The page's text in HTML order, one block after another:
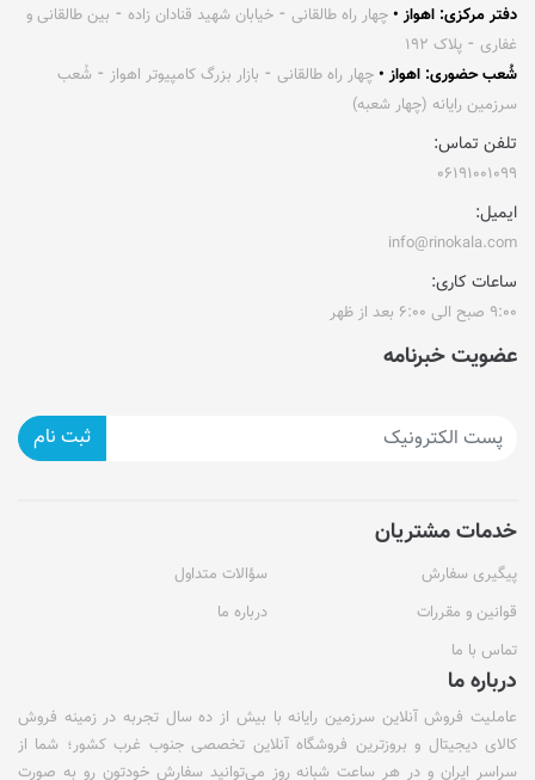
دفتر مرکزی: اهواز • چهار راه طالقانی ⁃ خیابان شهید قنادان زاده ⁃ بین طالقانی و
غفاری ⁃ پلاک ۱۹۲
شُعب حضوری: اهواز • چهار راه طالقانی ⁃ بازار بزرگ کامپیوتر اهواز ⁃ شُعب
سرزمین رایانه (چهار شعبه)
تلفن تماس:
۰۶۱۹۱۰۰۱۰۹۹
ایمیل:
info@rinokala.com
ساعات کاری:
۹:۰۰ صبح الی ۶:۰۰ بعد از ظهر
عضویت خبرنامه
ثبت نام
خدمات مشتریان
پیگیری سفارش
سؤالات متداول
قوانین و مقررات
درباره ما
تماس با ما
درباره ما
عاملیت فروش آنلاین سرزمین رایانه با بیش از ده سال تجربه در زمینه فروش
کالای دیجیتال و بروزترین فروشگاه آنلاین تخصصی جنوب غرب کشور؛ شما از
سراسر ایران و در هر ساعت شبانه روز می‌توانید سفارش خودتون رو به صورت